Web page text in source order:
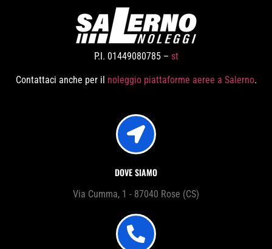
P.I. 01449080785 – st
Contattaci anche per il noleggio piattaforme aeree a Salerno.
DOVE SIAMO
Via Cumma, 1 - 87040 Rose (CS)